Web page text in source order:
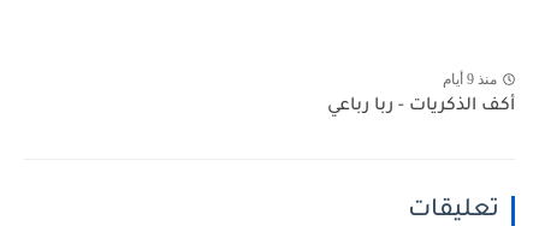
منذ 9 أيام
أكف الذكريات - ربا رباعي
تعليقات